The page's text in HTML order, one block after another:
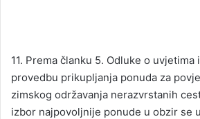
11. Prema članku 5. Odluke o uvjetima
provedbu prikupljanja ponuda za
zimskog održavanja nerazvrstanih
izbor najpovoljnije ponude u obzir se